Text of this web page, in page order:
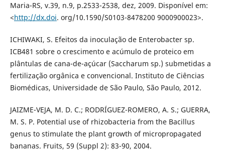
Maria-RS, v.39, n.9, p.2533-2538, dez, 2009. Disponível em:
<http://dx.doi. org/10.1590/S0103-8478200 9000900023>.
ICHIWAKI, S. Efeitos da inoculação de Enterobacter sp.
ICB481 sobre o crescimento e acúmulo de proteico em
plântulas de cana-de-açúcar (Saccharum sp.) submetidas a
fertilização orgânica e convencional. Instituto de Ciências
Biomédicas, Universidade de São Paulo, São Paulo, 2012.
JAIZME-VEJA, M. D. C.; RODRÍGUEZ-ROMERO, A. S.; GUERRA,
M. S. P. Potential use of rhizobacteria from the Bacillus
genus to stimulate the plant growth of micropropagated
bananas. Fruits, 59 (Suppl 2): 83-90, 2004.